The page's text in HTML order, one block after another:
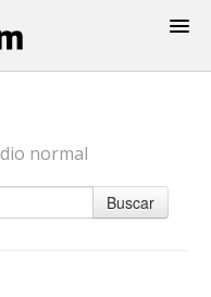
normal
Buscar